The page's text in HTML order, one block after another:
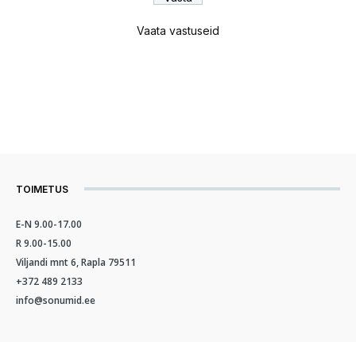
Vaata vastuseid
TOIMETUS
E-N 9.00-17.00
R 9.00-15.00
Viljandi mnt 6, Rapla 79511
+372 489 2133
info@sonumid.ee